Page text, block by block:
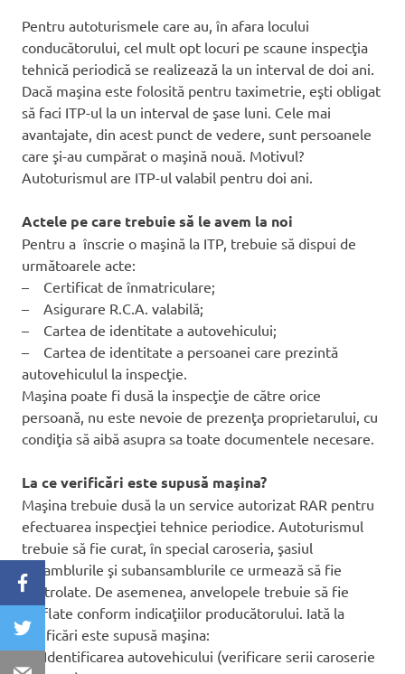
Pentru autoturismele care au, în afara locului
conducătorului, cel mult opt locuri pe scaune inspecţia
tehnică periodică se realizează la un interval de doi ani.
Dacă maşina este folosită pentru taximetrie, eşti obligat
să faci ITP-ul la un interval de şase luni. Cele mai
avantajate, din acest punct de vedere, sunt persoanele
care şi-au cumpărat o maşină nouă. Motivul?
Autoturismul are ITP-ul valabil pentru doi ani.
Actele pe care trebuie să le avem la noi
Pentru a înscrie o maşină la ITP, trebuie să dispui de
următoarele acte:
– Certificat de înmatriculare;
– Asigurare R.C.A. valabilă;
– Cartea de identitate a autovehicului;
– Cartea de identitate a persoanei care prezintă
autovehiculul la inspecţie.
Maşina poate fi dusă la inspecţie de către orice
persoană, nu este nevoie de prezenţa proprietarului, cu
condiţia să aibă asupra sa toate documentele necesare.
La ce verificări este supusă maşina?
Maşina trebuie dusă la un service autorizat RAR pentru
efectuarea inspecţiei tehnice periodice. Autoturismul
trebuie să fie curat, în special caroseria, şasiul
ansamblurile şi subansamblurile ce urmează să fie
controlate. De asemenea, anvelopele trebuie să fie
umflate conform indicaţiilor producătorului. Iată la
verificări este supusă maşina:
– Identificarea autovehicului (verificare serii caroserie